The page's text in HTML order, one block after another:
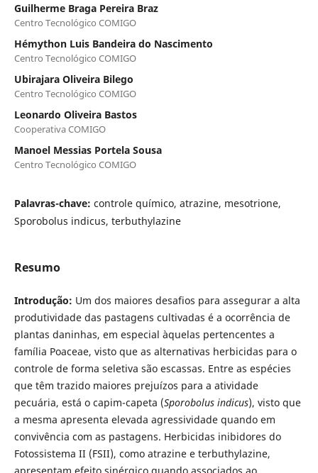
Guilherme Braga Pereira Braz
Centro Tecnológico COMIGO
Hémython Luis Bandeira do Nascimento
Centro Tecnológico COMIGO
Ubirajara Oliveira Bilego
Centro Tecnológico COMIGO
Leonardo Oliveira Bastos
Cooperativa COMIGO
Manoel Messias Portela Sousa
Centro Tecnológico COMIGO
Palavras-chave: controle químico, atrazine, mesotrione,
Sporobolus indicus, terbuthylazine
Resumo
Introdução: Um dos maiores desafios para assegurar a alta
produtividade das pastagens cultivadas é a ocorrência de
plantas daninhas, em especial àquelas pertencentes a
família Poaceae, visto que as alternativas herbicidas para o
controle de forma seletiva são escassas. Entre as espécies
que têm trazido maiores prejuízos para a atividade
pecuária, está o capim-capeta (Sporobolus indicus), visto que
a mesma apresenta elevada agressividade quando em
convivência com as pastagens. Herbicidas inibidores do
Fotossistema II (FSII), como atrazine e terbuthylazine,